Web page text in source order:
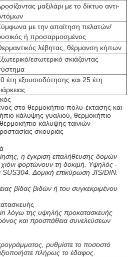
μαξιλάρι με το δίκτυο αντι-
με την απαίτηση πελατών/
ή προσαρμοσμένος
λέβητας, θέρμανση κήπων
εσωτερικό σκιάζοντας
έτη εξουσιοδότησης και 25 έτη
στο θερμοκήπιο πολυ-έκτασης και
κάλυψης γυαλιού, θερμοκήπιο
κάλυψης ταινιών
σκουριάς
η έγκριση επαλήθευσης δομών
φορτώνουν τη δοκιμή. Υψηλός -
SUS304. Δομική επικύρωση JIS/DIN.
βίδας βιδών ή του συγκεκριμένου
λόγω της υψηλής προκατασκευής
και προσπάθεια συνελεύσεων
ρυθμίστε το ποσοστό
πλήρως το έδαφος.